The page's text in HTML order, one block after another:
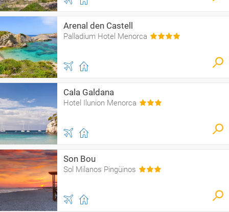
Arenal den Castell
Palladium Hotel Menorca
Cala Galdana
Hotel Ilunion Menorca
Son Bou
Sol Milanos Pingüinos